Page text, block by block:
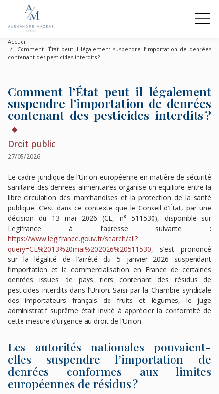
Accueil
Comment l’État peut-il légalement suspendre l’importation de denrées
contenant des pesticides interdits ?
Comment l’État peut-il légalement
suspendre l’importation de denrées
contenant des pesticides interdits ?
Droit public
27/05/2026
Le cadre juridique de l’Union européenne en matière de sécurité
sanitaire des denrées alimentaires organise un équilibre entre la
libre circulation des marchandises et la protection de la santé
publique. C’est dans ce contexte que le Conseil d’État, par une
décision du 13 mai 2026 (CE, n° 511530), disponible sur
Legifrance à l’adresse suivante :
https://www.legifrance.gouv.fr/search/all?
query=CE%2013%20mai%202026%20511530, s’est prononcé
sur la légalité de l’arrêté du 5 janvier 2026 suspendant
l’importation et la commercialisation en France de certaines
denrées issues de pays tiers contenant des résidus de
pesticides interdits dans l’Union. Saisi par la Chambre syndicale
des importateurs français de fruits et légumes, le juge
administratif suprême était invité à apprécier la conformité de
cette mesure d’urgence au droit de l’Union.
Les autorités nationales pouvaient-
elles suspendre l’importation de
denrées conformes aux limites
européennes de résidus ?